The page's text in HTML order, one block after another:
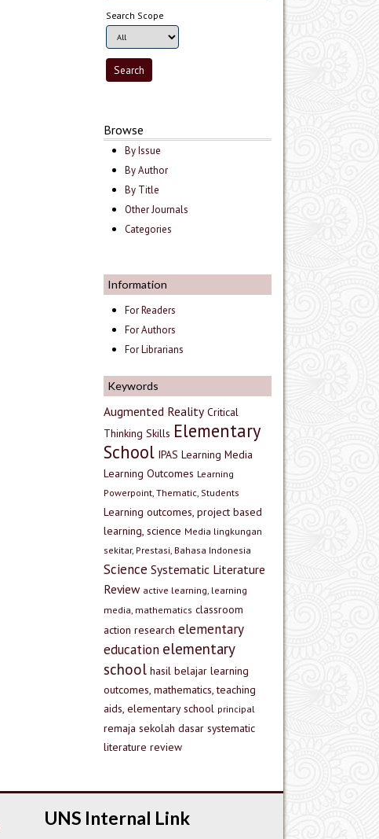
Search Scope
Browse
By Issue
By Author
By Title
Other Journals
Categories
Information
For Readers
For Authors
For Librarians
Keywords
Augmented Reality Critical
Thinking Skills Elementary
School IPAS Learning Media
Learning Outcomes Learning
Powerpoint, Thematic, Students
Learning outcomes, project based
learning, science Media lingkungan
sekitar, Prestasi, Bahasa Indonesia
Science Systematic Literature
Review active learning, learning
media, mathematics classroom
action research elementary
education elementary
school hasil belajar learning
outcomes, mathematics, teaching
aids, elementary school principal
remaja sekolah dasar systematic
literature review
UNS Internal Link